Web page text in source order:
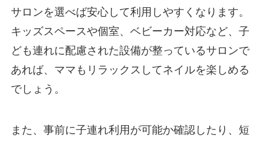
サロンを選べば安心して利用しやすくなります。
キッズスペースや個室、ベビーカー対応など、子
ども連れに配慮された設備が整っているサロンで
あれば、ママもリラックスしてネイルを楽しめる
でしょう。
また、事前に子連れ利用が可能か確認したり、短